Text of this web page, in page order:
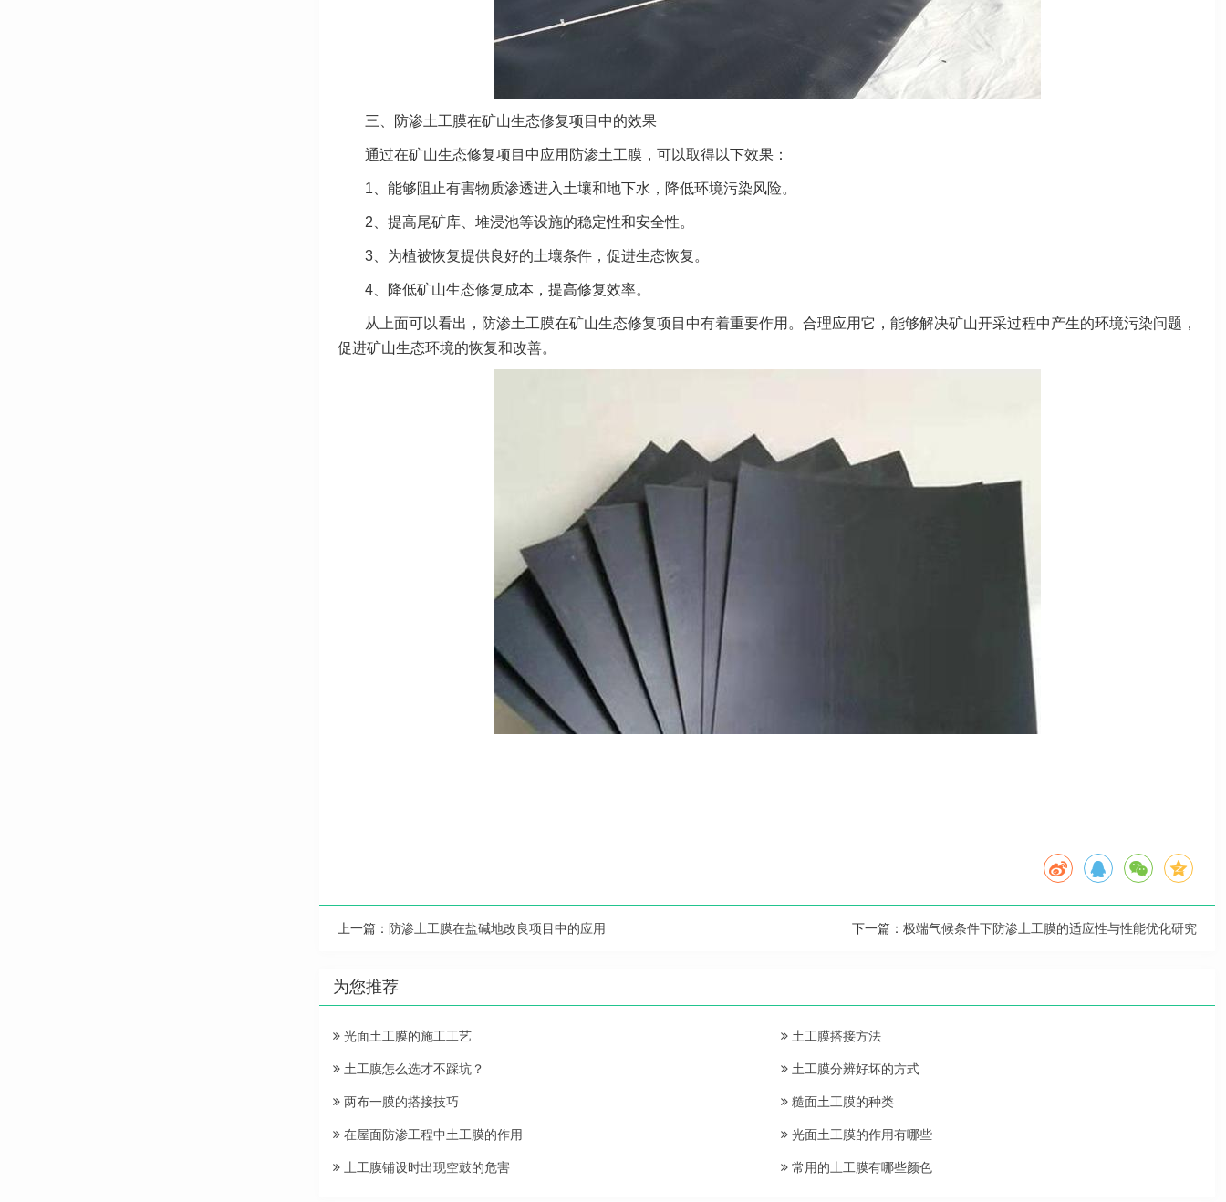
三、防渗土工膜在矿山生态修复项目中的效果
通过在矿山生态修复项目中应用防渗土工膜，可以取得以下效果：
1、能够阻止有害物质渗透进入土壤和地下水，降低环境污染风险。
2、提高尾矿库、堆浸池等设施的稳定性和安全性。
3、为植被恢复提供良好的土壤条件，促进生态恢复。
4、 降低矿山生态修复成本，提高修复效率。
从上面可以看出，防渗土工膜在矿山生态修复项目中有着重要作用。合理应用它，能够解决矿山开采过程中产生的环境污染问题，
促进矿山生态环境的恢复和改善。
上一篇： 防渗土工膜在盐碱地改良项目中的应用 下一篇： 极端气候条件下防渗土工膜的适应性与性能优化研究
为您推荐
光面土工膜的施工工艺 土工膜搭接方法
土工膜怎么选才不踩坑？ 土工膜分辨好坏的方式
两布一膜的搭接技巧 糙面土工膜的种类
在屋面防渗工程中土工膜的作用 光面土工膜的作用有哪些
土工膜铺设时出现空鼓的危害 常用的土工膜有哪些颜色